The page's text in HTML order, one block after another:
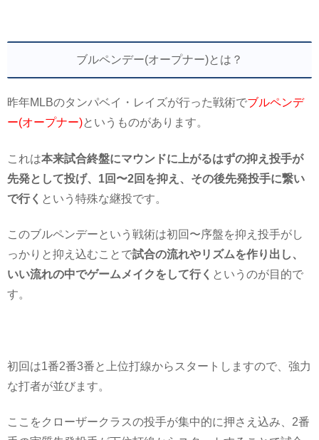
ブルペンデー(オープナー)とは？
昨年MLBのタンパベイ・レイズが行った戦術でブルペンデ
ー(オープナー)というものがあります。
これは本来試合終盤にマウンドに上がるはずの抑え投手が
先発として投げ、1回〜2回を抑え、その後先発投手に繋い
で行く という特殊な継投です。
このブルペンデーという戦術は初回〜序盤を抑え投手がし
っかりと抑え込むことで試合の流れやリズムを作り出し、
いい流れの中でゲームメイクをして行く というのが目的で
す。
初回は1番2番3番と上位打線からスタートしますので、強力
な打者が並びます。
ここをクローザークラスの投手が集中的に押さえ込み、2番